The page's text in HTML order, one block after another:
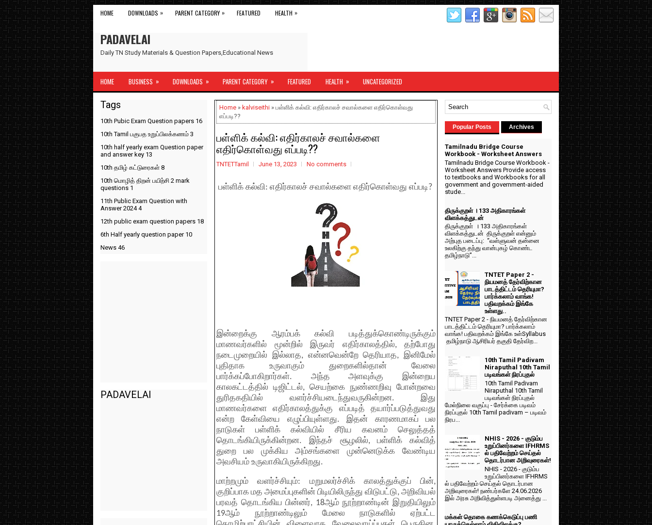
HOME DOWNLOADS » PARENT CATEGORY » FEATURED HEALTH »
PADAVELAI
Daily TN Study Materials & Question Papers,Educational News
HOME BUSINESS » DOWNLOADS » PARENT CATEGORY » FEATURED HEALTH » UNCATEGORIZED
Home » kalviseithi » பள்ளிக் கல்வி: எதிர்காலச் சவால்களை எதிர்கொள்வது
எப்படி??
பள்ளிக் கல்வி: எதிர்காலச் சவால்களை
எதிர்கொள்வது எப்படி??
TNTETTamil June 13, 2023 No comments
பள்ளிக் கல்வி: எதிர்காலச் சவால்களை எதிர்கொள்வது எப்படி?
இன்றைக்கு ஆரம்பக் கல்வி படித்துக்கொண்டிருக்கும்
மாணவர்களில் மூன்றில் இருவர் எதிர்காலத்தில், தற்போது
நடைமுறையில் இல்லாத, என்னவென்றே தெரியாத, இனிமேல்
புதிதாக உருவாகும் துறைகளில்தான் வேலை
பார்க்கப்போகிறார்கள். அந்த அளவுக்கு இன்றைய
காலகட்டத்தில் டிஜிட்டல், செயற்கை நுண்ணறிவு போன்றவை
துரிதகதியில் வளர்ச்சியடைந்துவருகின்றன. இது
மாணவர்களை எதிர்காலத்துக்கு எப்படித் தயார்ப்படுத்துவது
என்ற கேள்வியை எழுப்பியுள்ளது. இதன் காரணமாகப் பல
நாடுகள் பள்ளிக் கல்வியில் சீரிய கவனம் செலுத்தத்
தொடங்கியிருக்கின்றன. இந்தச் சூழலில், பள்ளிக் கல்வித்
துறை பல முக்கிய அம்சங்களை முன்னெடுக்க வேண்டிய
அவசியம் உருவாகியிருக்கிறது.
மாற்றமும் வளர்ச்சியும்: மறுமலர்ச்சிக் காலத்துக்குப் பின்,
குறிப்பாக மத அமைப்புகளின் பிடியிலிருந்து விடுபட்டு, அறிவியல்
பரவத் தொடங்கிய பின்னர், 18ஆம் நூற்றாண்டின் இறுதியிலும்
19ஆம் நூற்றாண்டிலும் மேலை நாடுகளில் ஏற்பட்ட
Tags
10th Pubic Exam Question papers 16
10th Tamil பகுபத உறுப்பிலக்கணம் 3
10th half yearly exam Question paper
and answer key 13
10th தமிழ் கட்டுரைகள் 8
10th மொழித் திறன் பயிற்சி 2 mark
questions 1
11th Public Exam Question with
Answer 20244
12th public exam question papers 18
6th Half yearly question paper 10
News 46
PADAVELAI
Popular Posts Archives
Tamilnadu Bridge Course
Workbook - Worksheet Answers
Tamilnadu Bridge Course Workbook -
Worksheet Answers Provide access
to textbooks and Workbooks for all
government and government-aided
stude...
திருக்குறள் । 133 அதிகாரங்கள்
விளக்கத்துடன்
திருக்குறள் । 133 அதிகாரங்கள்
விளக்கத்துடன் திருக்குறள் என்னும்
அற்புத படைப்பு: “வள்ளுவன் தன்னை
உலகிற்கு தந்து வான்புகழ் கொண்ட
தமிழ்நாடு”...
TNTET Paper 2 -
நியமனத் தேர்விற்கான
பாடத்திட்டம் தெரியுமா?
பார்க்கலாம் வாங்க!
பதிவறக்கம் இங்கே
உள்ளது..
TNTET Paper 2 - நியமனத் தேர்விற்கான
பாடத்திட்டம் தெரியுமா? பார்க்கலாம்
வாங்க! பதிவறக்கம் இங்கே உள்Syllabus
தமிழ்நாடு ஆசிரியர் தகுதி தேர்விற...
10th Tamil Padivam
Niraputhal 10th Tamil
படிவங்கள் நிரப்புதல்
10th Tamil Padivam
Niraputhal 10th Tamil
படிவங்கள் நிரப்புதல்
மேல்நிலை வகுப்பு - சேர்க்கை படிவம்
நிரப்புதல் 10th Tamil padivam – படிவம்
நிரப...
NHIS - 2026 - குடும்ப
உறுப்பினர்களை IFHRMS
ல் பதிவேற்றம் செய்தல்
தொடர்பான அறிவுரைகள்!
NHIS - 2026 - குடும்ப
உறுப்பினர்களை IFHRMS
ல் பதிவேற்றம் செய்தல் தொடர்பான
அறிவுரைகள்! நண்பர்களே 24.06.2026
இல் அரசு அறிவித்துள்ளபடி அனைத்து ...
மக்கள் தொகை கணக்கெடுப்பு பணி